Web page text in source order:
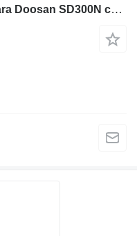
301005-00742 faro delantero para Doosan SD300N cargadora de ruedas